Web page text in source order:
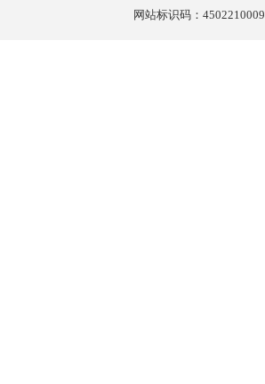
网站标识码：4502210009